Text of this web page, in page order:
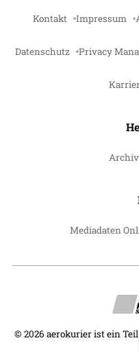
Kontakt Impressum
Datenschutz Privacy
Archiv
Mediadaten
© 2026 aerokurier ist ein